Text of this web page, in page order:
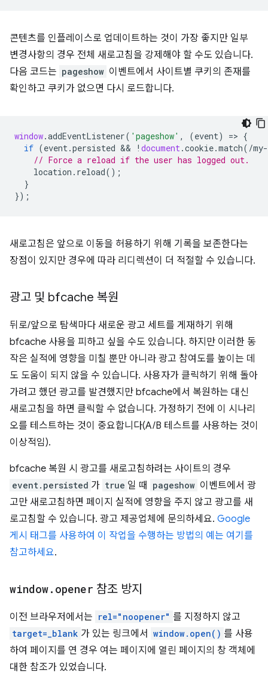
콘텐츠를 인플레이스로 업데이트하는 것이 가장 좋지만 일부
변경사항의 경우 전체 새로고침을 강제해야 할 수도 있습니다.
다음 코드는 pageshow 이벤트에서 사이트별 쿠키의 존재를
확인하고 쿠키가 없으면 다시 로드합니다.
window.addEventListener( 'pageshow' , (event) => {
if (event.persisted && ! document.cookie.match( /
// Force a reload if the user has logged out.
location . reload();
}
});
새로고침은 앞으로 이동을 허용하기 위해 기록을 보존한다는
장점이 있지만 경우에 따라 리디렉션이 더 적절할 수 있습니다.
광고 및 bfcache 복원
뒤로/앞으로 탐색마다 새로운 광고 세트를 게재하기 위해
bfcache 사용을 피하고 싶을 수도 있습니다. 하지만 이러한 동
작은 실적에 영향을 미칠 뿐만 아니라 광고 참여도를 높이는 데
도 도움이 되지 않을 수 있습니다. 사용자가 클릭하기 위해 돌아
가려고 했던 광고를 발견했지만 bfcache에서 복원하는 대신
새로고침을 하면 클릭할 수 없습니다. 가정하기 전에 이 시나리
오를 테스트하는 것이 중요합니다(A/B 테스트를 사용하는 것이
이상적임).
bfcache 복원 시 광고를 새로고침하려는 사이트의 경우
event.persisted 가 true 일 때 pageshow 이벤트에서 광
고만 새로고침하면 페이지 실적에 영향을 주지 않고 광고를 새
로고침할 수 있습니다. 광고 제공업체에 문의하세요. Google
게시 태그를 사용하여 이 작업을 수행하는 방법의 예는 여기를
참고하세요.
window. opener 참조 방지
이전 브라우저에서는 rel="noopener" 를 지정하지 않고
target=_blank 가 있는 링크에서 window.open() 를 사용
하여 페이지를 연 경우 여는 페이지에 열린 페이지의 창 객체에
대한 참조가 있었습니다.